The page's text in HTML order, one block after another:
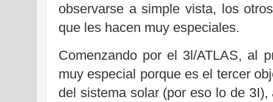
observarse a simple vista, los
que les hacen muy especiales.
Comenzando por el 3l/ATLAS, al
muy especial porque es el tercer
del sistema solar (por eso lo de